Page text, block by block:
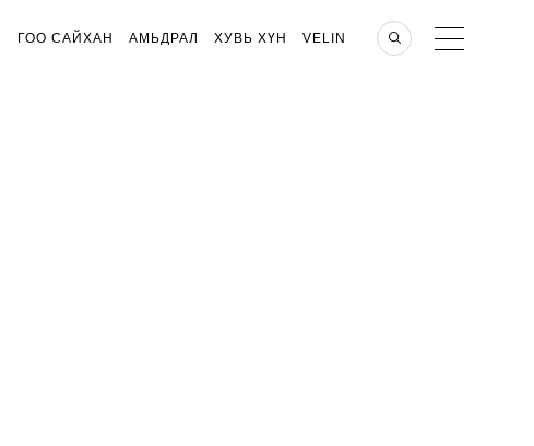
ГОО САЙХАН АМЬДРАЛ ХУВЬ ХҮН VELIN